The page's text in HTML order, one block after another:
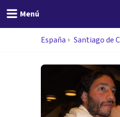
Menú
España Santiago de